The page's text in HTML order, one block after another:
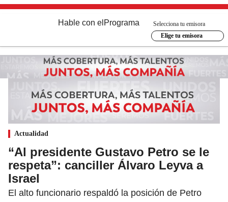
Hable con el Programa
Selecciona tu emisora
Elige tu emisora
Actualidad
“Al presidente Gustavo Petro se le
respeta”: canciller Álvaro Leyva a
Israel
El alto funcionario respaldó la posición de Petro